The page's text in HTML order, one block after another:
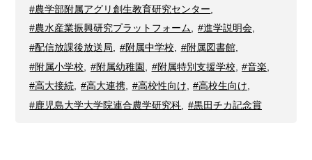
#農学部附属アグリ創生教育研究センター
#農水産業振興研究プラットフォーム, #進学説明会,
#配信放課後放送局
#附属中学校 #附属図書館,
#附属小学校
#附属幼稚園 #附属特別支援学校 #音楽
#高大接続, #高大連携, #高校性向け, #高校生向け,
#鹿児島大学大学院連合農学研究科
#黒田チカ記念賞